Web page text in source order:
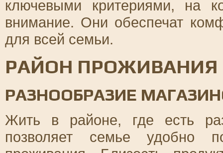
ключевыми критериями, на
внимание. Они обеспечат
для всей семьи.
РАЙОН ПРОЖИВАНИЯ
РАЗНООБРАЗИЕ
Жить в районе, где есть
позволяет семье удобно